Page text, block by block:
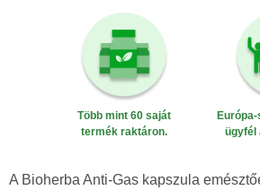
Több mint 60 saját
termék raktáron.
ügyfél
A Bioherba Anti-Gas kapszula